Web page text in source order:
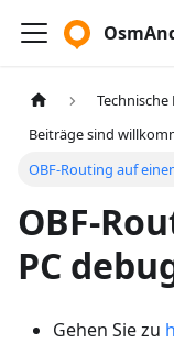
Beiträge sind
OBF-Routing auf
OBF-
PC
Gehen Sie zu